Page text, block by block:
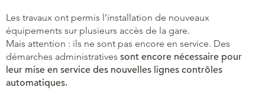
Les travaux ont permis l’installation de nouveaux
équipements sur plusieurs accès de la gare.
Mais attention : ils ne sont pas encore en service. Des
démarches administratives sont encore nécessaire pour
leur mise en service des nouvelles lignes contrôles
automatiques.